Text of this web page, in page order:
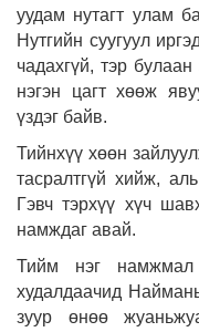
уудам нутагт улам
Нутгийн суугуул
чадахгүй, тэр
нэгэн цагт хөөж
үздэг байв.
Тийнхүү хөөн
тасралтгүй хийж,
Гэвч тэрхүү хүч
намждаг авай.
Тийм нэг намжмал
худалдаачид
зуур өнөө